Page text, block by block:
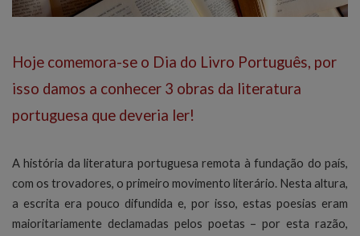
Hoje comemora-se o Dia do Livro Português, por
isso damos a conhecer 3 obras da literatura
portuguesa que deveria ler!
A história da literatura portuguesa remota à fundação do país,
com os trovadores, o primeiro movimento literário. Nesta altura,
a escrita era pouco difundida e, por isso, estas poesias eram
maioritariamente declamadas pelos poetas – por esta razão,